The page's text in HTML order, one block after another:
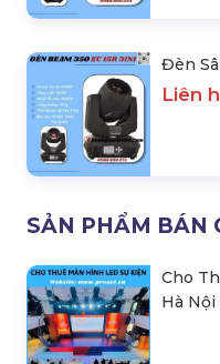
Đèn
Liên
SẢN PHẨM BÁN
Cho
Hà Nội